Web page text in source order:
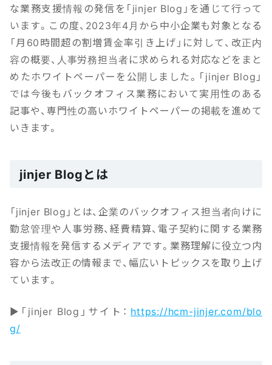
な業務支援情報の発信を「jinjer Blog」を通じて行って
います。この度、2023年4月から中小企業も対象となる
「月60時間超の割増賃金率引き上げ」に対して、改正内
容の概要、人事労務担当者に求められる対応などをまと
めたホワイトペーパーを公開しました。「jinjer Blog」
では今後もバックオフィス業務において実用性のある
記事や、専門性の高いホワイトペーパーの掲載を進めて
いきます。
jinjer Blogとは
「jinjer Blog」とは、企業のバックオフィス担当者向けに
勤怠管理や人事労務、経費精算、電子契約に関する業務
支援情報を発信するメディアです。業務理解に役立つ内
容から法改正の情報まで、幅広いトピックスを取り上げ
ています。
▶「jinjer Blog」サイト： https://hcm-jinjer.com/blo
g/